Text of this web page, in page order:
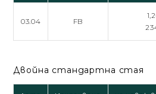
03.04 FB
Двойна стандартна стая